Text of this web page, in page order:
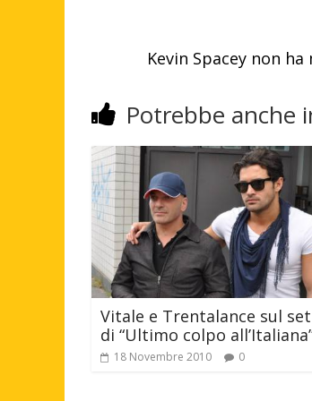
Kevin Spacey non
Potrebbe anche
Vitale e Trentalance sul set
di “Ultimo colpo
18 Novembre 2010 0